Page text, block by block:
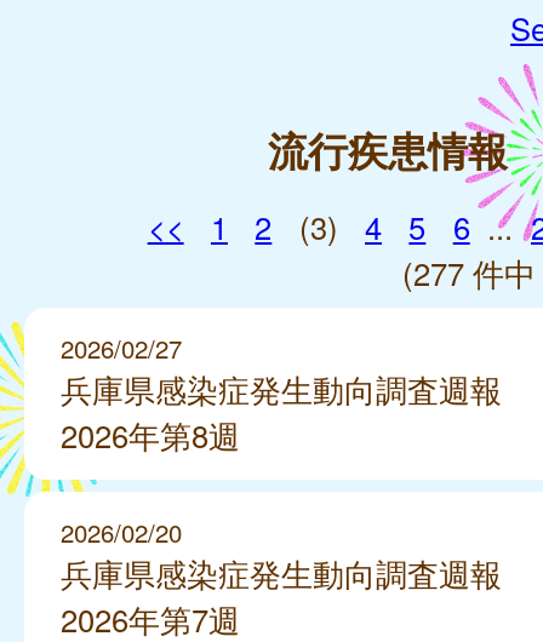
流行疾患情報
<< 1 2 (3) 4 5 6 ...
(277 件
2026/02/27
兵庫県感染症発生動向調査週報
2026年第8週
2026/02/20
兵庫県感染症発生動向調査週報
2026年第7週